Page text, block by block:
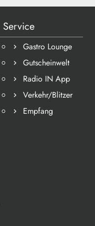
Service
Gastro Lounge
Gutscheinwelt
Radio IN App
Verkehr/Blitzer
Empfang